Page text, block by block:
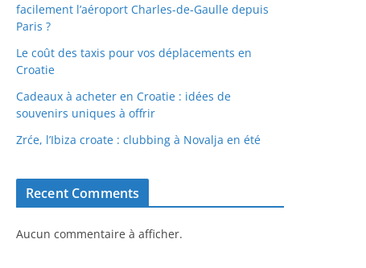
facilement l’aéroport Charles-de-Gaulle depuis
Paris ?
Le coût des taxis pour vos déplacements en
Croatie
Cadeaux à acheter en Croatie : idées de
souvenirs uniques à offrir
Zrće, l’Ibiza croate : clubbing à Novalja en été
Recent Comments
Aucun commentaire à afficher.